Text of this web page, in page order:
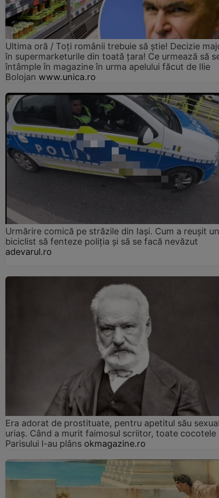
Ultima oră / Toți românii trebuie să știe! Decizie
în supermarketurile din toată țara! Ce urmează să
întâmple în magazine în urma apelului făcut de Ilie
Bolojan www.unica.ro
Urmărire comică pe străzile din Iași. Cum a reușit un
biciclist să fenteze poliția și să se facă nevăzut
adevarul.ro
Era adorat de prostituate, pentru apetitul său
uriaș. Când a murit faimosul scriitor, toate cocotele
Parisului l-au plâns okmagazine.ro